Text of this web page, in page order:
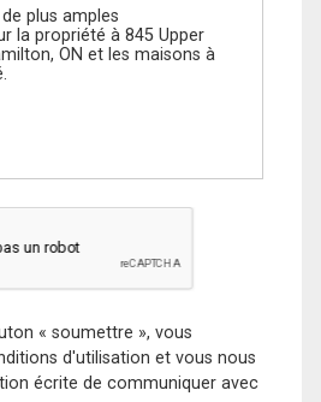
« soumettre », vous
d'utilisation et vous nous
écrite de communiquer avec